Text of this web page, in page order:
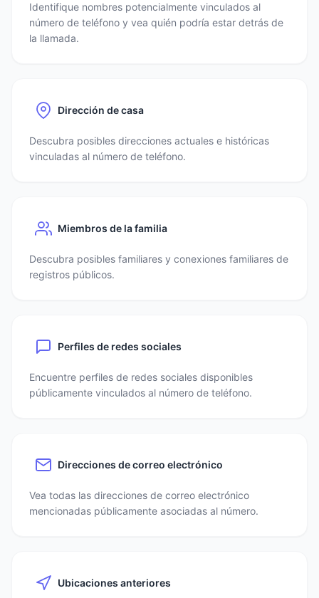
Identifique nombres potencialmente vinculados al
número de teléfono y vea quién podría estar detrás de
la llamada.
Dirección de casa
Descubra posibles direcciones actuales e históricas
vinculadas al número de teléfono.
Miembros de la familia
Descubra posibles familiares y conexiones familiares de
registros públicos.
Perfiles de redes sociales
Encuentre perfiles de redes sociales disponibles
públicamente vinculados al número de teléfono.
Direcciones de correo electrónico
Vea todas las direcciones de correo electrónico
mencionadas públicamente asociadas al número.
Ubicaciones anteriores